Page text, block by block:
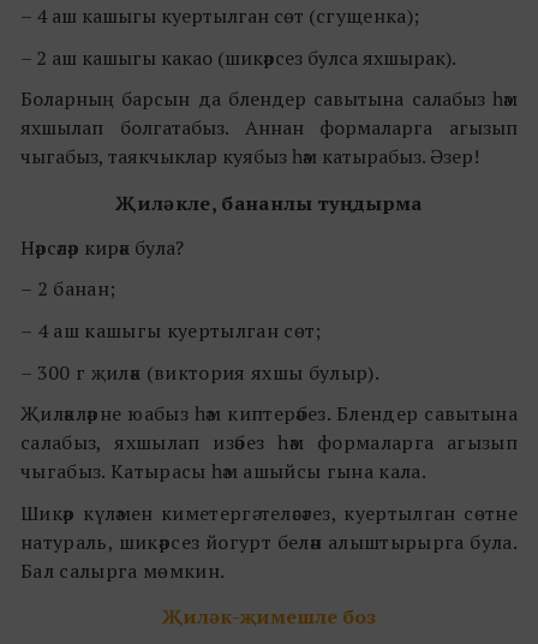
– 4 аш кашыгы куертылган сөт (сгущенка);
– 2 аш кашыгы какао (шикәрсез булса яхшырак).
Боларның барсын да блендер савытына салабыз һәм
яхшылап болгатабыз. Аннан формаларга агызып
чыгабыз, таякчыклар куябыз һәм катырабыз. Әзер!
Җиләкле, бананлы туңдырма
Нәрсәләр кирәк була?
– 2 банан;
– 4 аш кашыгы куертылган сөт;
– 300 г җиләк (виктория яхшы булыр).
Җиләкләрне юабыз һәм киптерәбез. Блендер савытына
салабыз, яхшылап изәбез һәм формаларга агызып
чыгабыз. Катырасы һәм ашыйсы гына кала.
Шикәр күләмен киметергә теләсәгез, куертылган сөтне
натураль, шикәрсез йогурт белән алыштырырга була.
Бал салырга мөмкин.
Җиләк-җимешле боз